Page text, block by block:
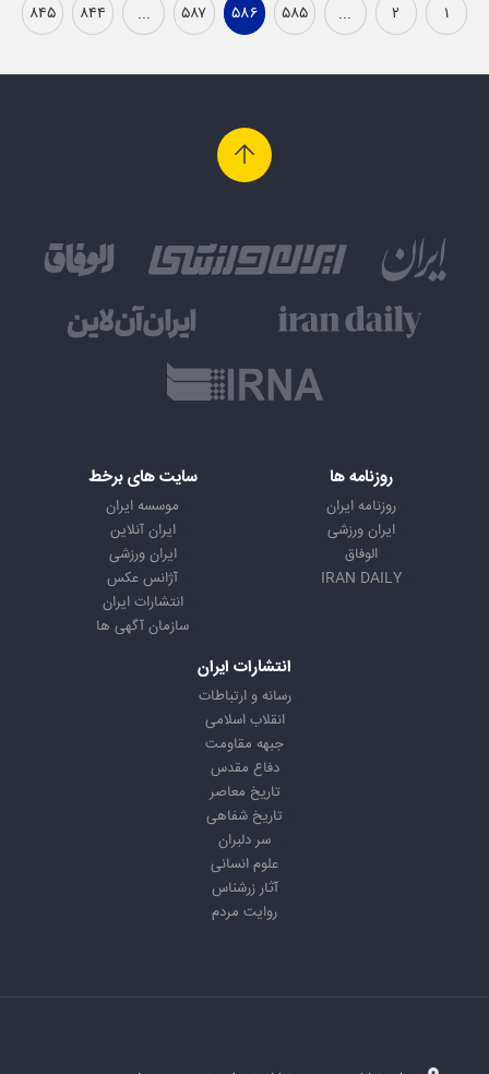
۱ ۲ ... ۵۸۵ ۵۸۶ ۵۸۷ ... ۸۴۴ ۸۴۵
روزنامه ها
روزنامه ایران
ایران ورزشی
الوفاق
IRAN DAILY
سایت های برخط
موسسه ایران
ایران آنلاین
ایران ورزشی
آژانس عکس
انتشارات ایران
سازمان آگهی ها
انتشارات ایران
رسانه و ارتباطات
انقلاب اسلامی
جبهه مقاومت
دفاع مقدس
تاریخ معاصر
تاریخ شفاهی
سر دلبران
علوم انسانی
آثار زرشناس
روایت مردم